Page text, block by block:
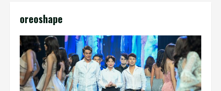
oreoshape